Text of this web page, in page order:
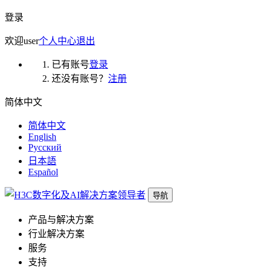
登录
欢迎user个人中心退出
已有账号登录
还没有账号？ 注册
简体中文
简体中文
English
Русский
日本語
Español
导航
产品与解决方案
行业解决方案
服务
支持